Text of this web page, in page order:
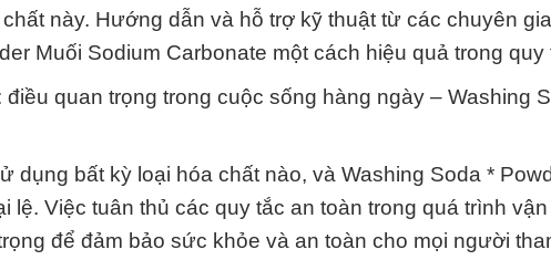
này. Hướng dẫn và hỗ trợ kỹ thuật từ các chuyên
Muối Sodium Carbonate một cách hiệu quả trong quy
quan trọng trong cuộc sống hàng ngày – Washing
dụng bất kỳ loại hóa chất nào, và Washing Soda *
lệ. Việc tuân thủ các quy tắc an toàn trong quá trình
để đảm bảo sức khỏe và an toàn cho mọi người